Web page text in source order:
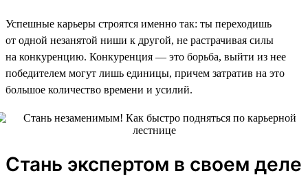
Успешные карьеры строятся именно так: ты переходишь
от одной незанятой ниши к другой, не растрачивая силы
на конкуренцию. Конкуренция — это борьба, выйти из нее
победителем могут лишь единицы, причем затратив на это
большое количество времени и усилий.
Стань экспертом в своем деле